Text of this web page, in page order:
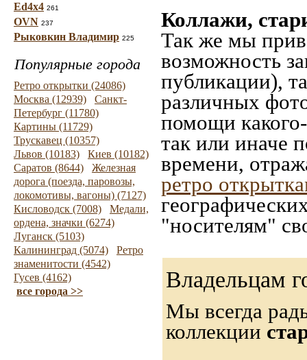
Ed4x4 261
OVN 237
Рыковкин Владимир 225
Популярные города
Ретро открытки (24086)
Москва (12939)
Санкт-
Петербург (11780)
Картины (11729)
Трускавец (10357)
Львов (10183)
Киев (10182)
Саратов (8644)
Железная
дорога (поезда, паровозы,
локомотивы, вагоны) (7127)
Кисловодск (7008)
Медали,
ордена, значки (6274)
Луганск (5103)
Калининград (5074)
Ретро
знаменитости (4542)
Гусев (4162)
все города >>
Коллажи,
Так же мы
возможность
публикации),
различных
помощи
так или иначе
времени,
ретро
"носителям"
Владельцам
Мы всегда
коллекции